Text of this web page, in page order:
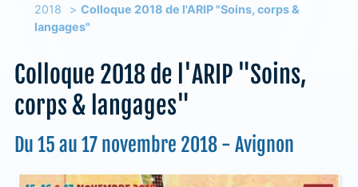
2018
Colloque 2018 de l'ARIP "Soins, corps &
langages"
Colloque 2018 de l'ARIP "Soins,
corps & langages"
Du 15 au 17 novembre 2018 - Avignon